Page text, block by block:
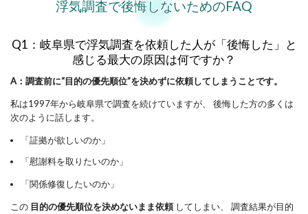
浮気調査で後悔しないためのFAQ
Q1：岐阜県で浮気調査を依頼した人が「後悔した」と
感じる最大の原因は何ですか？
A：調査前に“目的の優先順位”を決めずに依頼してしまうことです。
私は1997年から岐阜県で調査を続けていますが、 後悔した方の多くは
次のように話します。
「証拠が欲しいのか」
「慰謝料を取りたいのか」
「関係修復したいのか」
この 目的の優先順位を決めないまま依頼してしまい、 調査結果が目的